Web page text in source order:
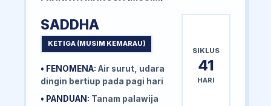
SADDHA
KETIGA (MUSIM KEMARAU)
• FENOMENA: Air surut, udara
dingin bertiup pada pagi hari
• PANDUAN: Tanam palawija
SIKLUS
41
HARI